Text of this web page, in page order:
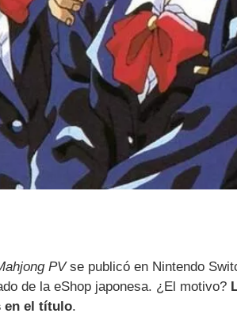
PVse publicó en Nintendo
de la eShop japonesa. ¿El motivo?
en el título.